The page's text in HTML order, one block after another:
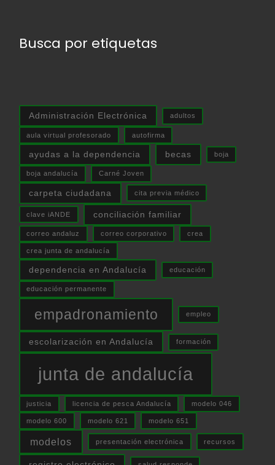
Busca por etiquetas
Administración Electrónica adultos
aula virtual profesorado autofirma
ayudas a la dependencia becas boja
boja andalucía Carné Joven
carpeta ciudadana cita previa médico
clave iANDE conciliación familiar
correo andaluz correo corporativo crea
crea junta de andalucía
dependencia en Andalucía educación
educación permanente
empadronamiento empleo
escolarización en Andalucía formación
junta de andalucía
justicia licencia de pesca Andalucía modelo 046
modelo 600 modelo 621 modelo 651
modelos presentación electrónica recursos